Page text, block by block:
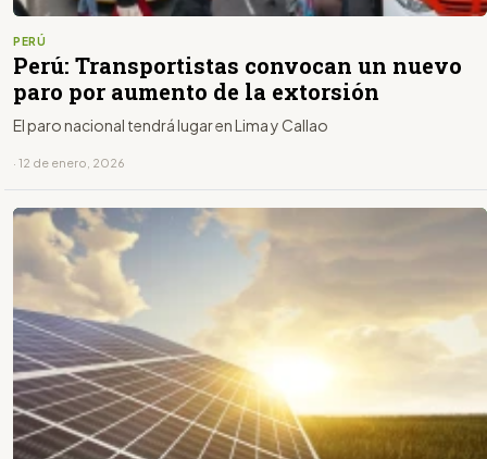
PERÚ
Perú: Transportistas convocan un nuevo
paro por aumento de la extorsión
El paro nacional tendrá lugar en Lima y Callao
· 12 de enero, 2026